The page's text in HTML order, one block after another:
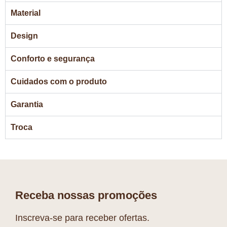
Material
Design
Conforto e segurança
Cuidados com o produto
Garantia
Troca
Receba nossas promoções
Inscreva-se para receber ofertas.